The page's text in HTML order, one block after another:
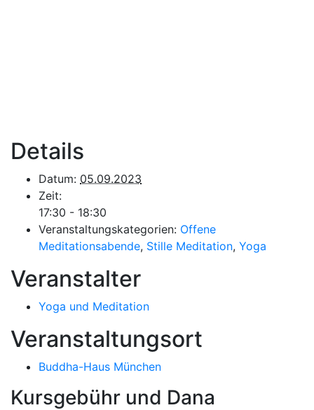
Details
Datum: 05.09.2023
Zeit:
17:30 - 18:30
Veranstaltungskategorien: Offene
Meditationsabende, Stille Meditation, Yoga
Veranstalter
Yoga und Meditation
Veranstaltungsort
Buddha-Haus München
Kursgebühr und Dana